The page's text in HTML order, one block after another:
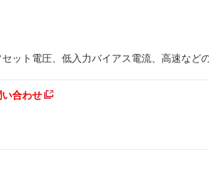
ット電圧、低入力バイアス電流、高速など
い合わせ